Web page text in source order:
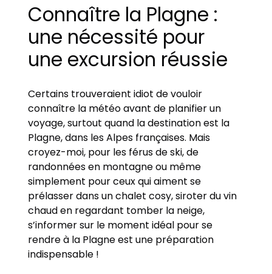
Connaître la Plagne :
une nécessité pour
une excursion réussie
Certains trouveraient idiot de vouloir
connaître la météo avant de planifier un
voyage, surtout quand la destination est la
Plagne, dans les Alpes françaises. Mais
croyez-moi, pour les férus de ski, de
randonnées en montagne ou même
simplement pour ceux qui aiment se
prélasser dans un chalet cosy, siroter du vin
chaud en regardant tomber la neige,
s’informer sur le moment idéal pour se
rendre à la Plagne est une préparation
indispensable !